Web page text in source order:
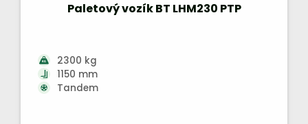
Paletový vozík BT LHM230 PTP
2300 kg
1150 mm
Tandem